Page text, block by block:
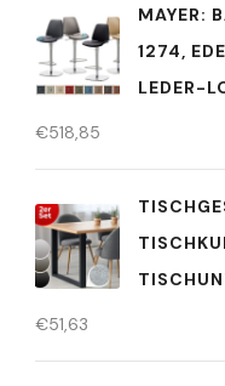
MAYER:
1274,
LEDER-
€518,85
€51,63